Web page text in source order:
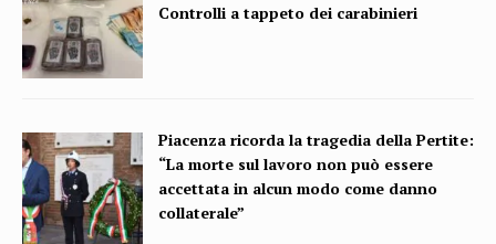
Controlli a tappeto dei carabinieri
Piacenza ricorda la tragedia della Pertite:
“La morte sul lavoro non può essere
accettata in alcun modo come danno
collaterale”